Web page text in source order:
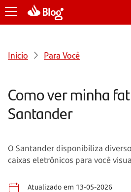
Início Para Você
Como ver minha
Santander
O Santander disponibiliza
caixas eletrônicos para você
Atualizado em 13-05-2026